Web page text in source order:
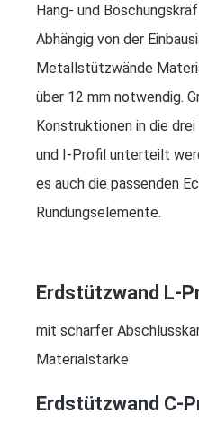
Hang- und
Abhängig von der
Metallstützwände
über 12 mm notwendig.
Konstruktionen in die
und I-Profil unterteilt
es auch die passenden
Rundungselemente.
Erdstützwand L-
mit scharfer
Materialstärke
Erdstützwand C-